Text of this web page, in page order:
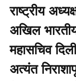
राष्ट्रीय
अखिल
महासचिव
अत्यंत